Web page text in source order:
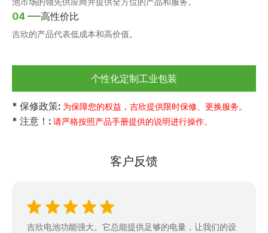
04 高性价比
吉欣的产品代表低成本和高价值。
个性化定制工业包装
* 保修政策: 为保障您的权益，吉欣提供限时保修、更换服务。
* 注意！: 请严格按照产品手册提供的说明进行操作。
客户反馈
吉欣电池功能强大。它总能提供足够的电量，让我们的设